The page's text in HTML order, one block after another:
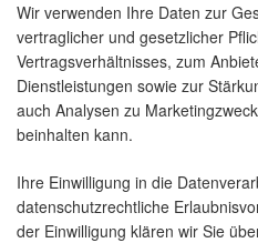
Wir verwenden Ihre Daten zur
vertraglicher und gesetzlicher
Vertragsverhältnisses, zum
Dienstleistungen sowie zur
auch Analysen zu
beinhalten kann.
Ihre Einwilligung in die
datenschutzrechtliche
der Einwilligung klären wir Sie